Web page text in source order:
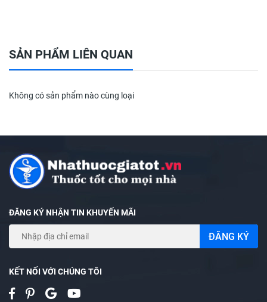
SẢN PHẨM LIÊN QUAN
Không có sản phẩm nào cùng loại
ĐĂNG KÝ NHẬN TIN KHUYẾN MÃI
ĐĂNG KÝ
KẾT NỐI VỚI CHÚNG TÔI